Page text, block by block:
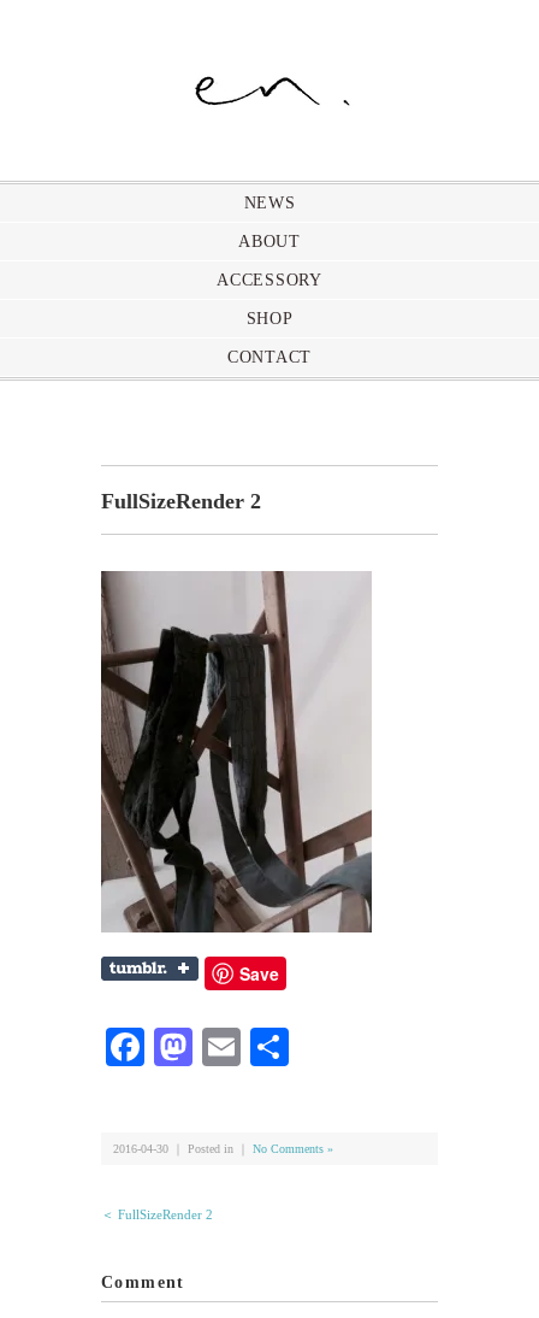
NEWS
ABOUT
ACCESSORY
SHOP
CONTACT
FullSizeRender 2
Save
Facebook
Mastodon
Email
2016-04-30 ｜ Posted in ｜ No Comments »
＜ FullSizeRender 2
Comment